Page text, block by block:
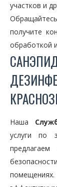
участков и
получите
обработкой
Наша
услуги по